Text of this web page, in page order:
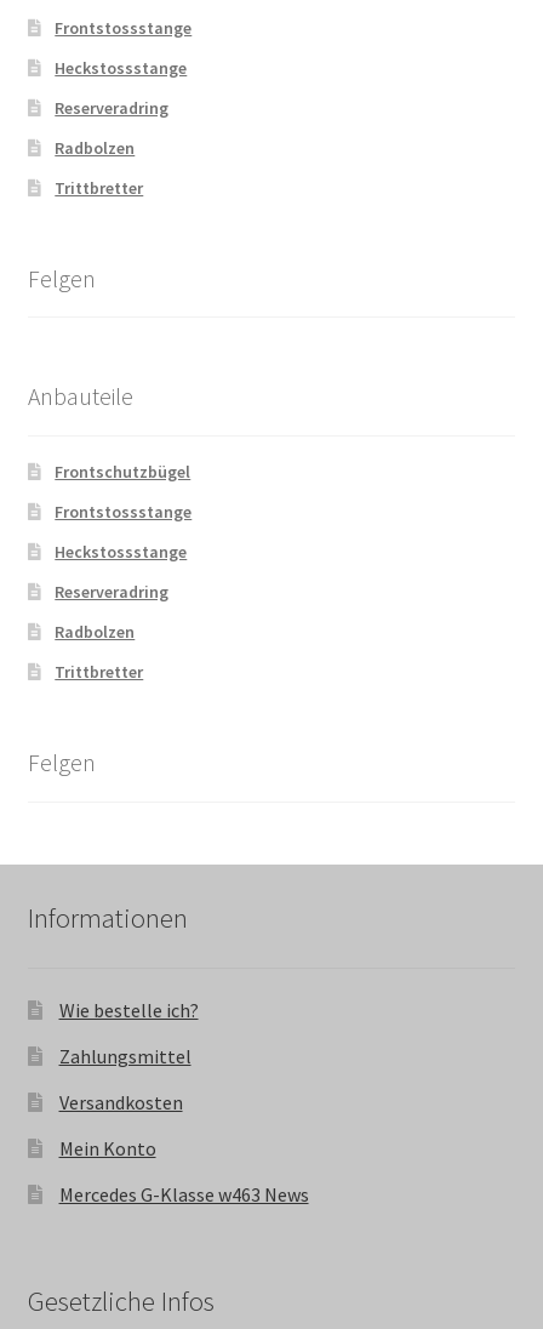
Frontstossstange
Heckstossstange
Reserveradring
Radbolzen
Trittbretter
Felgen
Anbauteile
Frontschutzbügel
Frontstossstange
Heckstossstange
Reserveradring
Radbolzen
Trittbretter
Felgen
Informationen
Wie bestelle ich?
Zahlungsmittel
Versandkosten
Mein Konto
Mercedes G-Klasse w463 News
Gesetzliche Infos